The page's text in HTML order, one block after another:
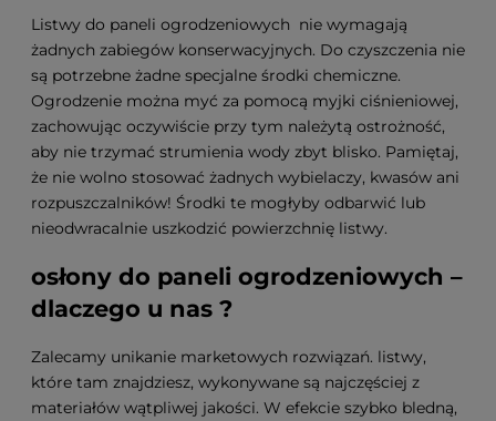
Listwy do paneli ogrodzeniowych nie wymagają
żadnych zabiegów konserwacyjnych. Do czyszczenia nie
są potrzebne żadne specjalne środki chemiczne.
Ogrodzenie można myć za pomocą myjki ciśnieniowej,
zachowując oczywiście przy tym należytą ostrożność,
aby nie trzymać strumienia wody zbyt blisko. Pamiętaj,
że nie wolno stosować żadnych wybielaczy, kwasów ani
rozpuszczalników! Środki te mogłyby odbarwić lub
nieodwracalnie uszkodzić powierzchnię listwy.
osłony do paneli ogrodzeniowych –
dlaczego u nas ?
Zalecamy unikanie marketowych rozwiązań. listwy,
które tam znajdziesz, wykonywane są najczęściej z
materiałów wątpliwej jakości. W efekcie szybko bledną,